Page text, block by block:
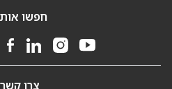
חפשו
צרו